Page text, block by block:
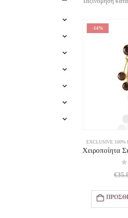
-14%
EXCLUSIVE 100%
€